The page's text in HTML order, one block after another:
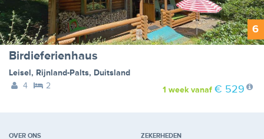
6
Birdieferienhaus
Leisel, Rijnland-Palts, Duitsland
4
2 1 weekvanaf € 529
OVER ONS ZEKERHEDEN